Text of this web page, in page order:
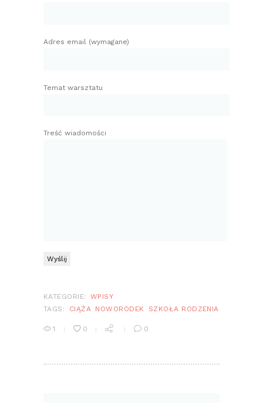
Adres email (wymagane)
Temat warsztatu
Treść wiadomości
KATEGORIE:
WPISY
TAGS:
CIĄŻA NOWORODEK SZKOŁA RODZENIA
1 0 0